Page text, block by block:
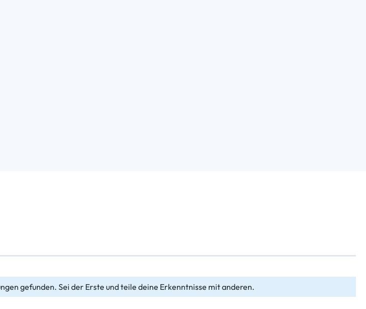
gefunden. Sei der Erste und teile deine Erkenntnisse mit anderen.